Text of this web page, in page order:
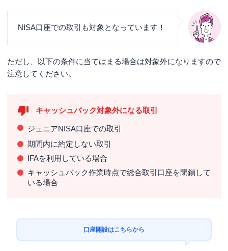
NISA口座での取引も対象となっています！
ただし、以下の条件に当てはまる場合は対象外になりますので
注意してください。
キャッシュバック対象外になる取引
ジュニアNISA口座での取引
期間内に約定しない取引
IFAを利用している場合
キャッシュバック作業時点で総合取引口座を閉鎖して
いる場合
口座開設はこちらから